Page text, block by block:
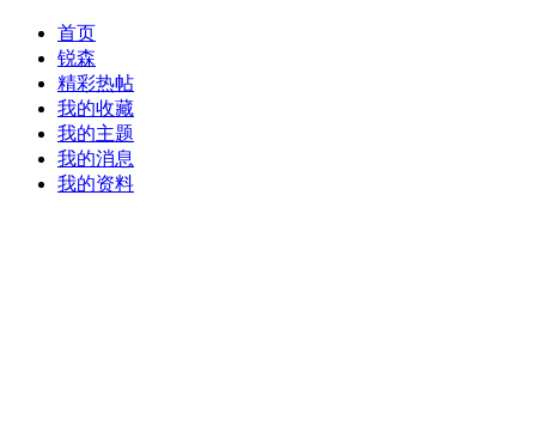
首页
锐森
精彩热帖
我的收藏
我的主题
我的消息
我的资料